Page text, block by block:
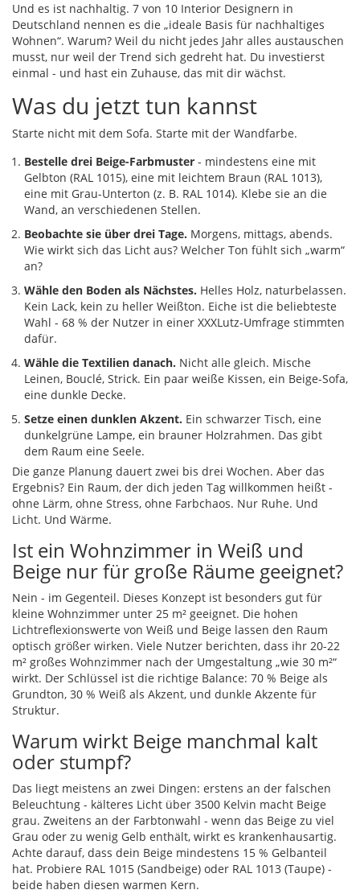
Und es ist nachhaltig. 7 von 10 Interior Designern in
Deutschland nennen es die „ideale Basis für nachhaltiges
Wohnen“. Warum? Weil du nicht jedes Jahr alles austauschen
musst, nur weil der Trend sich gedreht hat. Du investierst
einmal - und hast ein Zuhause, das mit dir wächst.
Was du jetzt tun kannst
Starte nicht mit dem Sofa. Starte mit der Wandfarbe.
Bestelle drei Beige-Farbmuster - mindestens eine mit
Gelbton (RAL 1015), eine mit leichtem Braun (RAL 1013),
eine mit Grau-Unterton (z. B. RAL 1014). Klebe sie an die
Wand, an verschiedenen Stellen.
Beobachte sie über drei Tage. Morgens, mittags, abends.
Wie wirkt sich das Licht aus? Welcher Ton fühlt sich „warm“
an?
Wähle den Boden als Nächstes. Helles Holz, naturbelassen.
Kein Lack, kein zu heller Weißton. Eiche ist die beliebteste
Wahl - 68 % der Nutzer in einer XXXLutz-Umfrage stimmten
dafür.
Wähle die Textilien danach. Nicht alle gleich. Mische
Leinen, Bouclé, Strick. Ein paar weiße Kissen, ein Beige-Sofa,
eine dunkle Decke.
Setze einen dunklen Akzent. Ein schwarzer Tisch, eine
dunkelgrüne Lampe, ein brauner Holzrahmen. Das gibt
dem Raum eine Seele.
Die ganze Planung dauert zwei bis drei Wochen. Aber das
Ergebnis? Ein Raum, der dich jeden Tag willkommen heißt -
ohne Lärm, ohne Stress, ohne Farbchaos. Nur Ruhe. Und
Licht. Und Wärme.
Ist ein Wohnzimmer in Weiß und
Beige nur für große Räume geeignet?
Nein - im Gegenteil. Dieses Konzept ist besonders gut für
kleine Wohnzimmer unter 25 m² geeignet. Die hohen
Lichtreflexionswerte von Weiß und Beige lassen den Raum
optisch größer wirken. Viele Nutzer berichten, dass ihr 20-22
m² großes Wohnzimmer nach der Umgestaltung „wie 30 m²“
wirkt. Der Schlüssel ist die richtige Balance: 70 % Beige als
Grundton, 30 % Weiß als Akzent, und dunkle Akzente für
Struktur.
Warum wirkt Beige manchmal kalt
oder stumpf?
Das liegt meistens an zwei Dingen: erstens an der falschen
Beleuchtung - kälteres Licht über 3500 Kelvin macht Beige
grau. Zweitens an der Farbtonwahl - wenn das Beige zu viel
Grau oder zu wenig Gelb enthält, wirkt es krankenhausartig.
Achte darauf, dass dein Beige mindestens 15 % Gelbanteil
hat. Probiere RAL 1015 (Sandbeige) oder RAL 1013 (Taupe) -
beide haben diesen warmen Kern.